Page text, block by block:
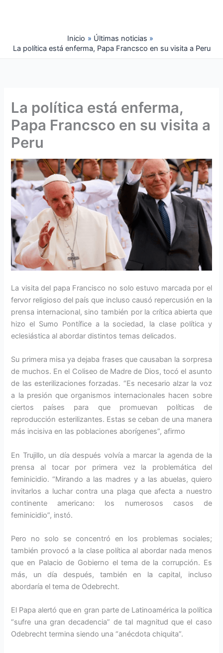
Inicio
Últimas noticias
La política está enferma, Papa Francsco en su visita a Peru
La política está enferma,
Papa Francsco en su visita a
Peru
La visita del papa Francisco no solo estuvo marcada por el
fervor religioso del país que incluso causó repercusión en la
prensa internacional, sino también por la crítica abierta que
hizo el Sumo Pontífice a la sociedad, la clase política y
eclesiástica al abordar distintos temas delicados.
Su primera misa ya dejaba frases que causaban la sorpresa
de muchos. En el Coliseo de Madre de Dios, tocó el asunto
de las esterilizaciones forzadas. “Es necesario alzar la voz
a la presión que organismos internacionales hacen sobre
ciertos países para que promuevan políticas de
reproducción esterilizantes. Estas se ceban de una manera
más incisiva en las poblaciones aborígenes”, afirmo
En Trujillo, un día después volvía a marcar la agenda de la
prensa al tocar por primera vez la problemática del
feminicidio. “Mirando a las madres y a las abuelas, quiero
invitarlos a luchar contra una plaga que afecta a nuestro
continente americano: los numerosos casos de
feminicidio”, instó.
Pero no solo se concentró en los problemas sociales;
también provocó a la clase política al abordar nada menos
que en Palacio de Gobierno el tema de la corrupción. Es
más, un día después, también en la capital, incluso
abordaría el tema de Odebrecht.
El Papa alertó que en gran parte de Latinoamérica la política
“sufre una gran decadencia” de tal magnitud que el caso
Odebrecht termina siendo una “anécdota chiquita”.